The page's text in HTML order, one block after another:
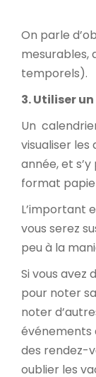
On parle
mesurables,
temporels).
3. Utiliser
Un
visualiser
année, et
format
L’important
vous serez
peu à la
Si vous avez
pour noter
noter
événements
des rendez-
oublier les